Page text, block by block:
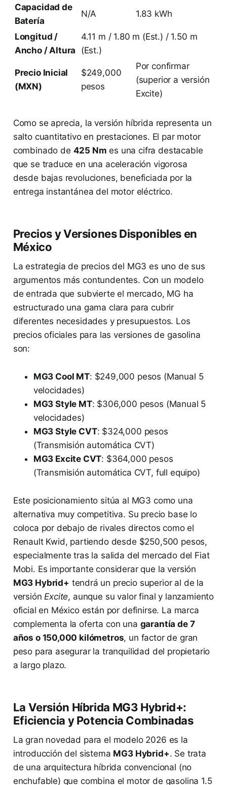
Capacidad de
Batería
N/A 1.83 kWh
Longitud /
Ancho / Altura
4.11 m / 1.80 m (Est.) / 1.50 m
(Est.)
Precio Inicial
(MXN)
$249,000
pesos
Por confirmar
(superior a versión
Excite)
Como se aprecia, la versión híbrida representa un
salto cuantitativo en prestaciones. El par motor
combinado de 425 Nm es una cifra destacable
que se traduce en una aceleración vigorosa
desde bajas revoluciones, beneficiada por la
entrega instantánea del motor eléctrico.
Precios y Versiones Disponibles en
México
La estrategia de precios del MG3 es uno de sus
argumentos más contundentes. Con un modelo
de entrada que subvierte el mercado, MG ha
estructurado una gama clara para cubrir
diferentes necesidades y presupuestos. Los
precios oficiales para las versiones de gasolina
son:
MG3 Cool MT: $249,000 pesos (Manual 5
velocidades)
MG3 Style MT: $306,000 pesos (Manual 5
velocidades)
MG3 Style CVT: $324,000 pesos
(Transmisión automática CVT)
MG3 Excite CVT: $364,000 pesos
(Transmisión automática CVT, full equipo)
Este posicionamiento sitúa al MG3 como una
alternativa muy competitiva. Su precio base lo
coloca por debajo de rivales directos como el
Renault Kwid, partiendo desde $250,500 pesos,
especialmente tras la salida del mercado del Fiat
Mobi. Es importante considerar que la versión
MG3 Hybrid+ tendrá un precio superior al de la
versiónExcite, aunque su valor final y lanzamiento
oficial en México están por definirse. La marca
complementa la oferta con una garantía de 7
años o 150,000 kilómetros, un factor de gran
peso para asegurar la tranquilidad del propietario
a largo plazo.
La Versión Híbrida MG3 Hybrid+:
Eficiencia y Potencia Combinadas
La gran novedad para el modelo 2026 es la
introducción del sistema MG3 Hybrid+. Se trata
de una arquitectura híbrida convencional (no
enchufable) que combina el motor de gasolina 1.5